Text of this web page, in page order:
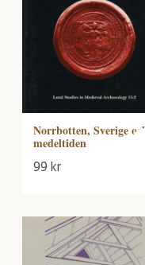
Norrbotten, Sverige och
medeltiden
99kr